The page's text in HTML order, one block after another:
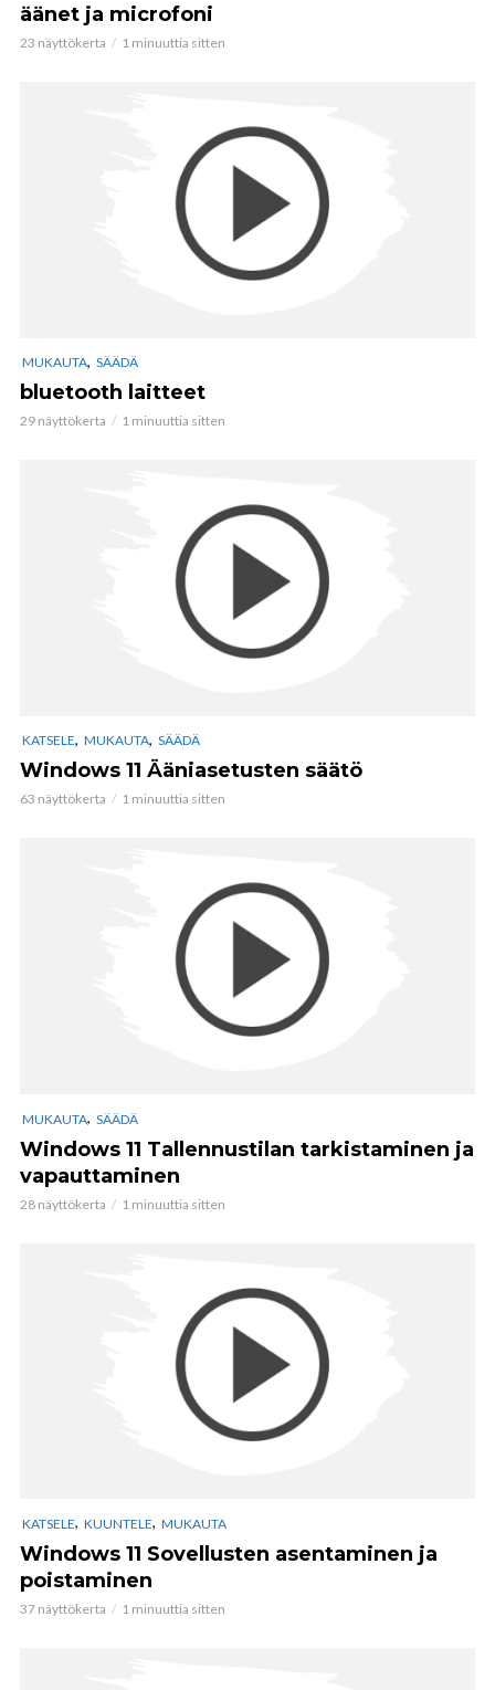
äänet ja microfoni
23 näyttökerta 1 minuuttia sitten
MUKAUTA, SÄÄDÄ
bluetooth laitteet
29 näyttökerta 1 minuuttia sitten
KATSELE, MUKAUTA, SÄÄDÄ
Windows 11 Ääniasetusten säätö
63 näyttökerta 1 minuuttia sitten
MUKAUTA, SÄÄDÄ
Windows 11 Tallennustilan tarkistaminen ja
vapauttaminen
28 näyttökerta 1 minuuttia sitten
KATSELE, KUUNTELE, MUKAUTA
Windows 11 Sovellusten asentaminen ja
poistaminen
37 näyttökerta 1 minuuttia sitten